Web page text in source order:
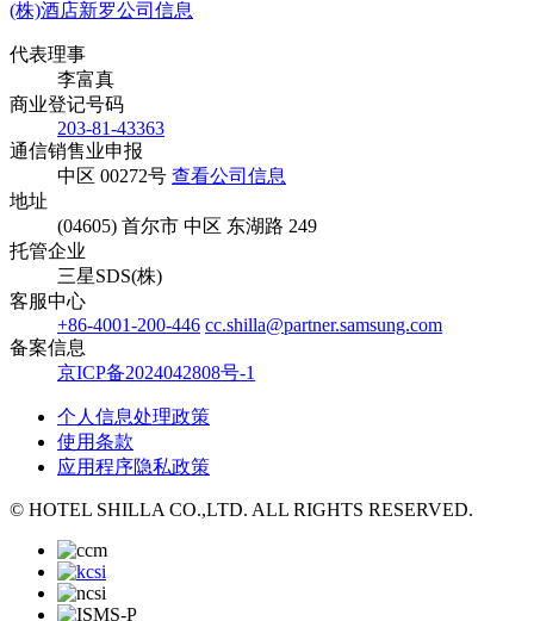
(株)酒店新罗公司信息
代表理事
李富真
商业登记号码
203-81-43363
通信销售业申报
中区 00272号 查看公司信息
地址
(04605) 首尔市 中区 东湖路 249
托管企业
三星SDS(株)
客服中心
+86-4001-200-446 cc.shilla@partner.samsung.com
备案信息
京ICP备2024042808号-1
个人信息处理政策
使用条款
应用程序隐私政策
© HOTEL SHILLA CO.,LTD. ALL RIGHTS RESERVED.